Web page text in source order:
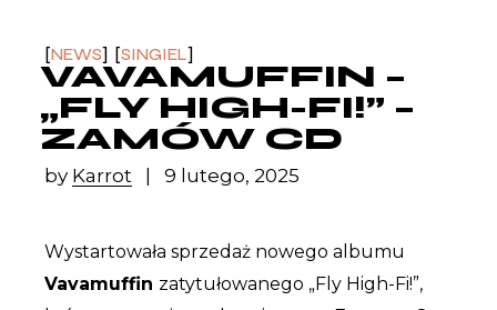
NEWS SINGIEL
VAVAMUFFIN –
„FLY HIGH-FI!” –
ZAMÓW CD
by Karrot 9 lutego, 2025
Wystartowała sprzedaż nowego albumu
Vavamuffin zatytułowanego „Fly High-Fi!”,